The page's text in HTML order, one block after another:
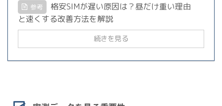
参考
格安SIMが遅い原因は？昼だけ重い理由
と速くする改善方法を解説
続きを見る